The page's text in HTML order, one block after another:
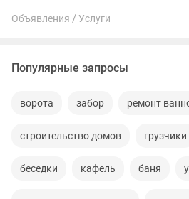
Объявления Услуги
Популярные запросы
ворота забор ремонт
строительство домов грузчики
беседки кафель баня